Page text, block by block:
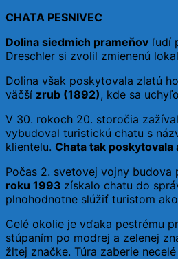
CHATA PESNIVEC
Dolina siedmich prameňov ľudí
Dreschler si zvolil zmienenú
Dolina však poskytovala zlatú
väčší zrub (1892), kde sa
V 30. rokoch 20. storočia
vybudoval turistickú chatu s
klientelu. Chata tak
Počas 2. svetovej vojny
roku 1993 získalo chatu do
plnohodnotne slúžiť turistom ako
Celé okolie je vďaka pestrému
stúpaním po modrej a zelenej
žltej značke. Túra zaberie